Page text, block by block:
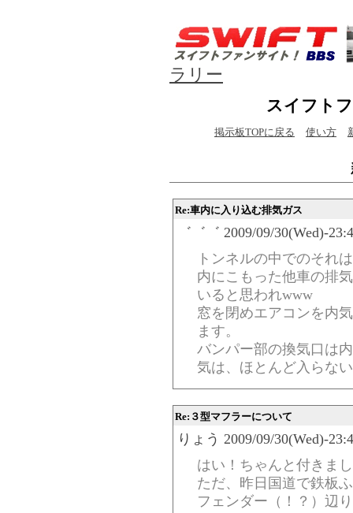
ラリー
スイフト
掲示板TOPに戻る 使い方
Re:車内に入り込む排気ガス
゛゛゛ 2009/09/30(Wed)-
トンネルの中でのそれ
内にこもった他車の排
いると思われwww
窓を閉めエアコンを内
ます。
バンパー部の換気口は
気は、ほとんど入らな
Re:３型マフラーについて
りょう 2009/09/30(Wed)-
はい！ちゃんと付きま
ただ、昨日国道で鉄板
フェンダー（！？）辺